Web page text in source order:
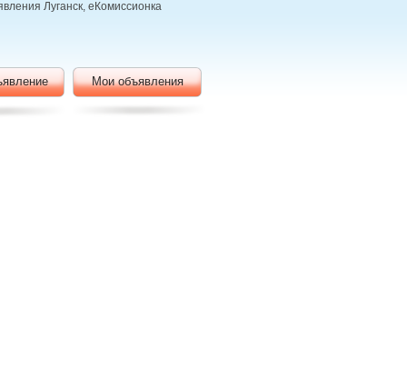
Луганск, еКомиссионка
Мои объявления